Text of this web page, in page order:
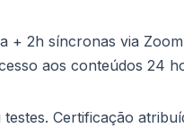
2h síncronas via
aos conteúdos 24
Certificação